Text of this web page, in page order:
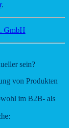
.
GmbH
sein?
von Produkten
im B2B- als